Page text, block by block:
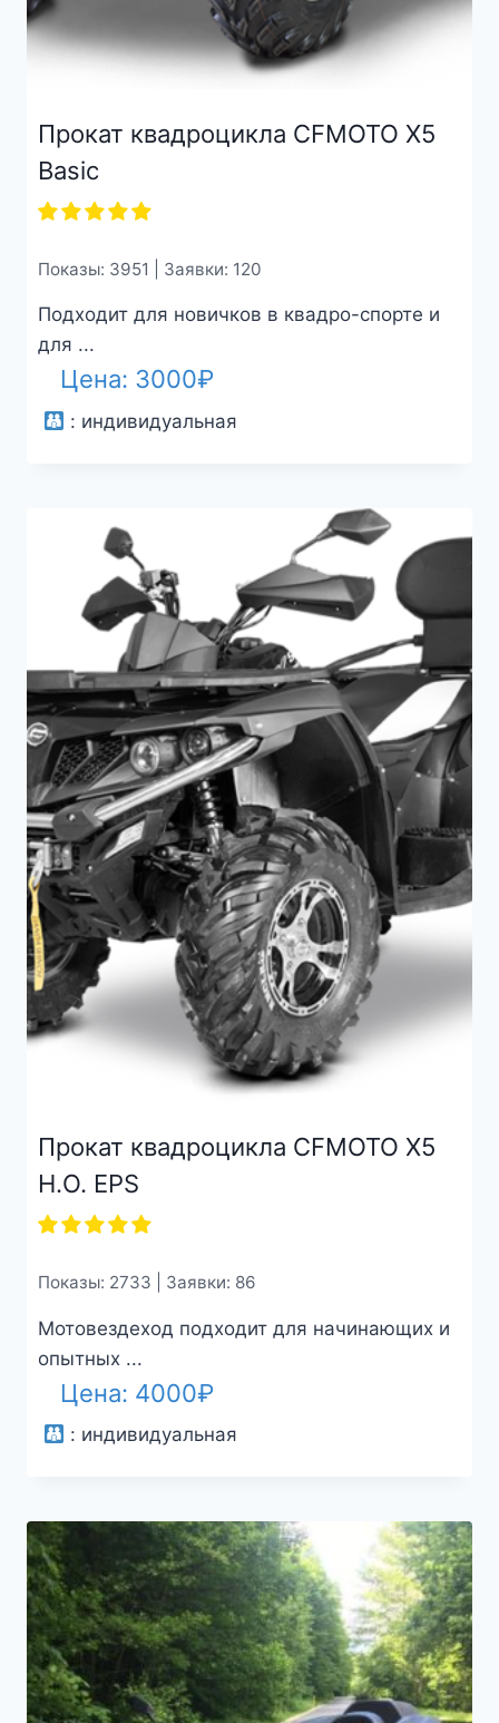
Прокат квадроцикла CFMOTO X5
Basic
Показы: 3951 | Заявки: 120
Подходит для новичков в квадро-спорте и
для ...
Цена: 3000₽
: индивидуальная
Прокат квадроцикла CFMOTO X5
H.O. EPS
Показы: 2733 | Заявки: 86
Мотовездеход подходит для начинающих и
опытных ...
Цена: 4000₽
: индивидуальная